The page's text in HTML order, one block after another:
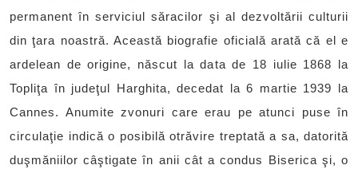
permanent în serviciul săracilor şi al dezvoltării culturii
din ţara noastră. Această biografie oficială arată că el e
ardelean de origine, născut la data de 18 iulie 1868 la
Topliţa în judeţul Harghita, decedat la 6 martie 1939 la
Cannes. Anumite zvonuri care erau pe atunci puse în
circulaţie indică o posibilă otrăvire treptată a sa, datorită
duşmăniilor câştigate în anii cât a condus Biserica şi, o